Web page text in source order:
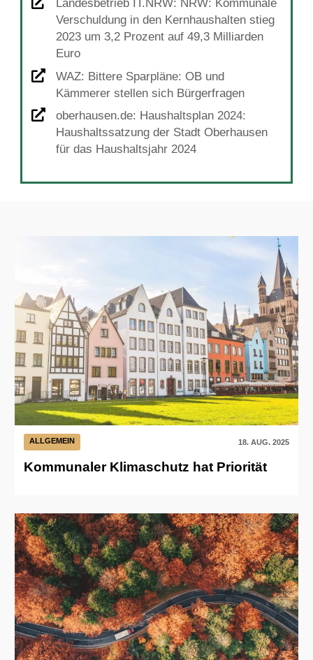
Landesbetrieb IT.NRW: NRW: Kommunale
Verschuldung in den Kernhaushalten stieg
2023 um 3,2 Prozent auf 49,3 Milliarden
Euro
WAZ: Bittere Sparpläne: OB und
Kämmerer stellen sich Bürgerfragen
oberhausen.de: Haushaltsplan 2024:
Haushaltssatzung der Stadt Oberhausen
für das Haushaltsjahr 2024
ALLGEMEIN 18. AUG. 2025
Kommunaler Klimaschutz hat Priorität